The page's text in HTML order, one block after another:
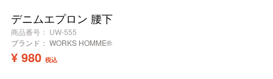
デニムエプロン 腰下
商品番号
UW-555
ブランド： WORKS HOMME®
¥ 980 税込